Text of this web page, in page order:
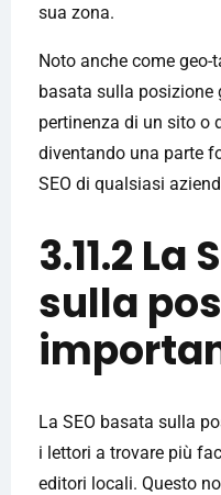
sua zona.
Noto anche come
basata sulla posizione
pertinenza di un sito o
diventando una parte
SEO di qualsiasi
3.11.2 La
sulla
La SEO basata sulla
i lettori a trovare più
editori locali. Questo